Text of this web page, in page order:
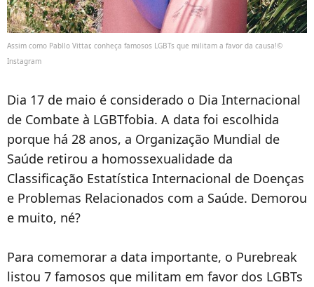
Assim como Pabllo Vittar, conheça famosos LGBTs que militam a favor da causa!©
Instagram
Dia 17 de maio é considerado o Dia Internacional
de Combate à LGBTfobia. A data foi escolhida
porque há 28 anos, a Organização Mundial de
Saúde retirou a homossexualidade da
Classificação Estatística Internacional de Doenças
e Problemas Relacionados com a Saúde. Demorou
e muito, né?
Para comemorar a data importante, o Purebreak
listou 7 famosos que militam em favor dos LGBTs